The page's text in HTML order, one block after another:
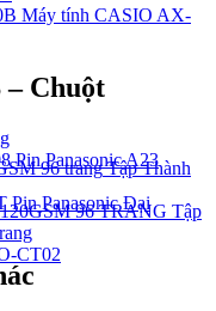
Máy tính CASIO AX-
– Chuột
Pin Panasonic A23
Pin Panasonic Đại
Tập Thành
Tập
CT02